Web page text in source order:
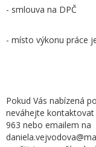
- smlouva na DPČ
- místo výkonu práce
Pokud Vás nabízená
neváhejte
963 nebo emailem na